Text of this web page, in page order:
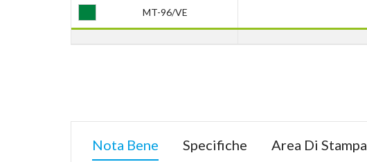
MT-96/VE
Nota Bene Specifiche Area Di Stampa